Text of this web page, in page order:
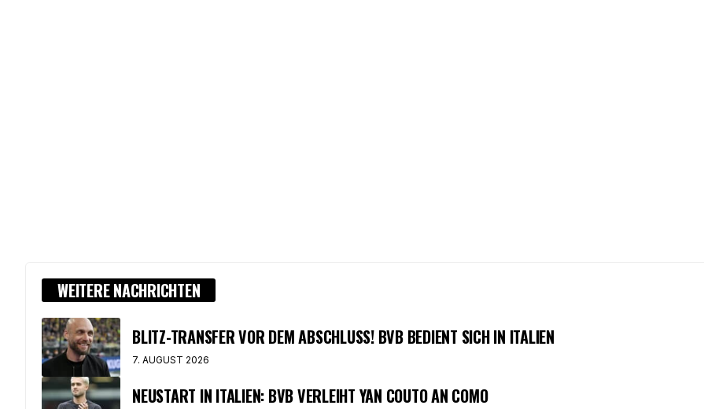
WEITERE NACHRICHTEN
BLITZ-TRANSFER VOR DEM ABSCHLUSS! BVB BEDIENT SICH IN ITALIEN
7. AUGUST 2026
NEUSTART IN ITALIEN: BVB VERLEIHT YAN COUTO AN COMO